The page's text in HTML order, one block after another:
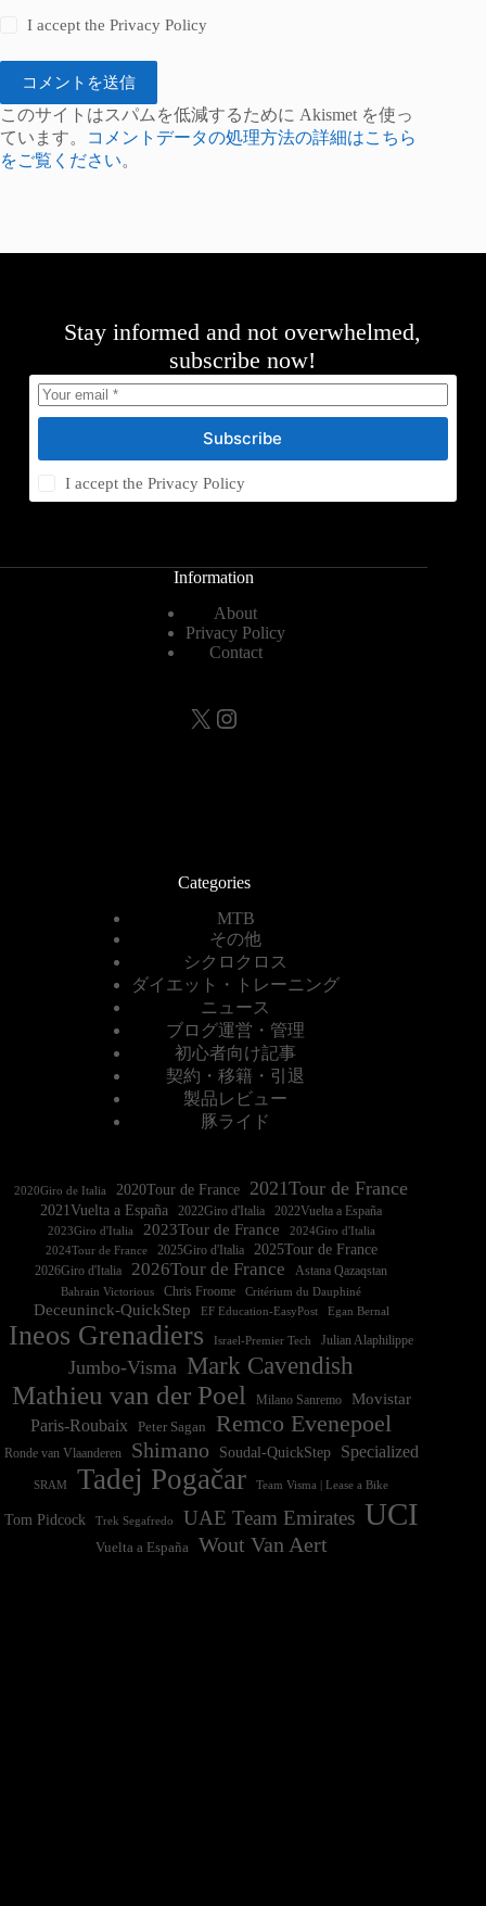
I accept thePrivacy Policy
コメントを送信
このサイトはスパムを低減するために Akismet を使っ
ています。
コメントデータの処理方法の詳細はこちら
をご覧ください。
Stay informed and not overwhelmed,
subscribe now!
Subscribe
I accept thePrivacy Policy
Information
About
Privacy Policy
Contact
X Instagram
Categories
MTB
その他
シクロクロス
ダイエット・トレーニング
ニュース
ブログ運営・管理
初心者向け記事
契約・移籍・引退
製品レビュー
豚ライド
2020Giro de Italia 2020Tour de France 2021Tour de France
2021Vuelta a España 2022Vuelta a España
2023Giro d'Italia 2023Tour de France
2024Tour de France
2025Giro d'Italia 2025Tour de France
2026Giro d'Italia 2026Tour de France Astana Qazaqstan
Bahrain Victorious Chris Froome Critérium du Dauphiné
Deceuninck-QuickStep EF Education-EasyPost Egan Bernal
Ineos Grenadiers Israel-Premier Tech Julian Alaphilippe
Jumbo-Visma Mark Cavendish
Mathieu van der Poel Milano Sanremo
Movistar
Paris-Roubaix
Peter Sagan Remco Evenepoel
Ronde van Vlaanderen Shimano Soudal-QuickStep Specialized
SRAM Tadej Pogačar Team Visma | Lease a Bike
Tom Pidcock Trek Segafredo UAE Team Emirates UCI
Vuelta a España Wout Van Aert